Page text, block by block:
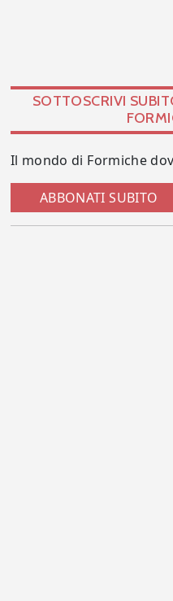
SOTTOSCRIVI
Il mondo di Formiche
ABBONATI SUBITO